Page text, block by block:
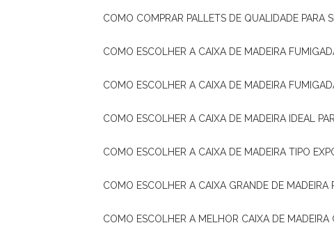
COMO COMPRAR PALLETS DE QUALIDADE PARA
COMO ESCOLHER A CAIXA DE MADEIRA
COMO ESCOLHER A CAIXA DE MADEIRA
COMO ESCOLHER A CAIXA DE MADEIRA IDEAL
COMO ESCOLHER A CAIXA DE MADEIRA TIPO
COMO ESCOLHER A CAIXA GRANDE DE MADEIRA
COMO ESCOLHER A MELHOR CAIXA DE